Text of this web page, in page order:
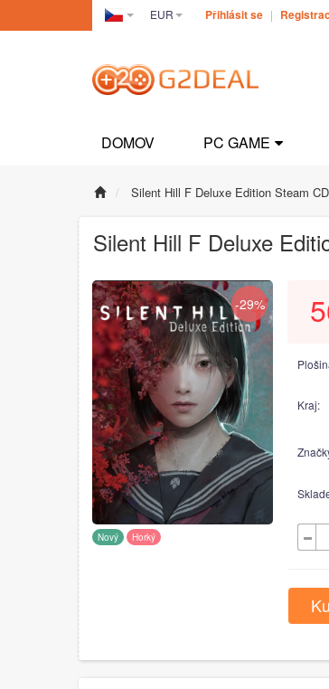
Czech(česká
EUR Přihlásit se |
DOMOV PC GAME
Silent Hill F Deluxe Edition Steam
Silent Hill F Deluxe
-29%
Nový Horký
Kraj: